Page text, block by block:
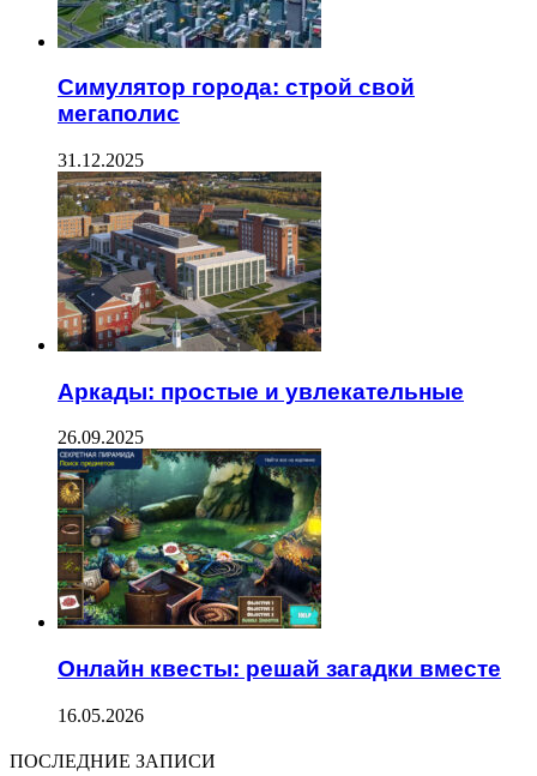
Симулятор города: строй свой
мегаполис
31.12.2025
Аркады: простые и увлекательные
26.09.2025
Онлайн квесты: решай загадки вместе
16.05.2026
ПОСЛЕДНИЕ ЗАПИСИ